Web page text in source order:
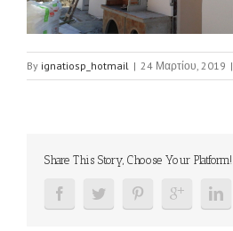
By ignatiosp_hotmail | 24 Μαρτίου, 2019 |
Share This Story, Choose Your Platform!